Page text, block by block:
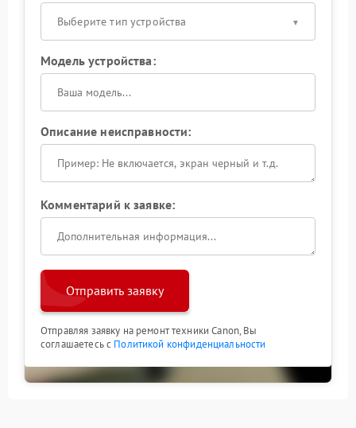
Выберите тип устройства
Модель устройства:
Описание неисправности:
Комментарий к заявке:
Отправить заявку
Отправляя заявку на ремонт техники Canon, Вы
соглашаетесь с Политикой конфиденциальности